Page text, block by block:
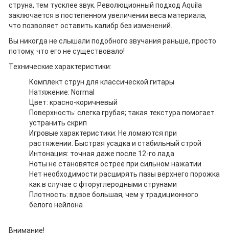
струна, тем тусклее звук. Революционный подход Aquila
заключается в постепенном увеличении веса материала,
что позволяет оставить калибр без изменений.
Вы никогда не слышали подобного звучания раньше, просто
потому, что его не существовало!
Технические характеристики:
Комплект струн для классической гитары
Натяжение: Normal
Цвет: красно-коричневый
Поверхность: слегка грубая; такая текстура помогает
устранить скрип
Игровые характеристики: Не ломаются при
растяжении. Быстрая усадка и стабильный строй
Интонация: точная даже после 12-го лада
Ноты не становятся острее при сильном нажатии
Нет необходимости расширять пазы верхнего порожка
как в случае с фторуглеродными струнами
Плотность: вдвое большая, чем у традиционного
белого нейлона
Внимание!